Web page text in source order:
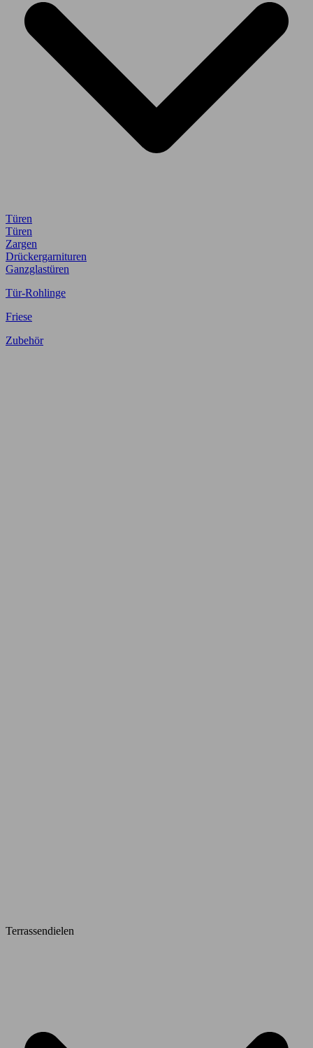
Türen
Türen
Zargen
Drückergarnituren
Ganzglastüren
Tür-Rohlinge
Friese
Zubehör
Terrassendielen